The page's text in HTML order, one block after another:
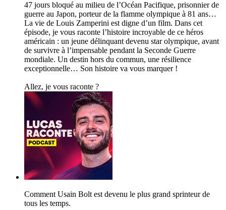
47 jours bloqué au milieu de l’Océan Pacifique, prisonnier de
guerre au Japon, porteur de la flamme olympique à 81 ans…
La vie de Louis Zamperini est digne d’un film. Dans cet
épisode, je vous raconte l’histoire incroyable de ce héros
américain : un jeune délinquant devenu star olympique, avant
de survivre à l’impensable pendant la Seconde Guerre
mondiale. Un destin hors du commun, une résilience
exceptionnelle… Son histoire va vous marquer !
Allez, je vous raconte ?
Comment Usain Bolt est devenu le plus grand sprinteur de
tous les temps.